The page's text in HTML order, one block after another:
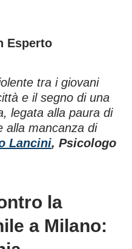
Esperto
tra i giovani
e il segno di una
legata alla paura di
alla mancanza di
Lancini, Psicologo
la
a Milano: